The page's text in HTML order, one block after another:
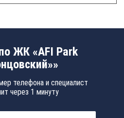
ЖК «AFI Park
телефона и специалист
через 1 минуту